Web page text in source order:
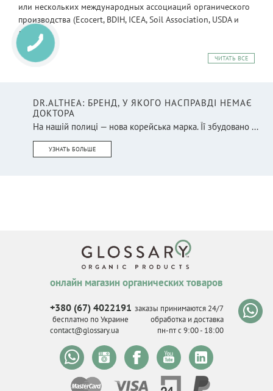
или нескольких международных ассоциаций органического
производства (Ecocert, BDIH, ICEA, Soil Association, USDA и
другие).
ЧИТАТЬ ВСЕ
DR.ALTHEA: БРЕНД, У ЯКОГО НАСПРАВДІ НЕМАЄ
ДОКТОРА
На нашій полиці — нова корейська марка. Її збудовано ...
УЗНАТЬ БОЛЬШЕ
онлайн магазин органических товаров
+380 (67) 4022191
бесплатно по Украине
contact@glossary.ua
заказы принимаются 24/7
обработка и доставка
пн-пт с 9:00 - 18:00